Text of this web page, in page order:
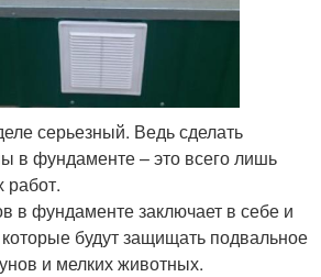
серьезный. Ведь сделать
в фундаменте – это всего лишь
работ.
в фундаменте заключает в себе и
будут защищать подвальное
и мелких животных.